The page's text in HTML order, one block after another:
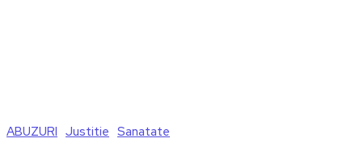
ABUZURI Justitie Sanatate